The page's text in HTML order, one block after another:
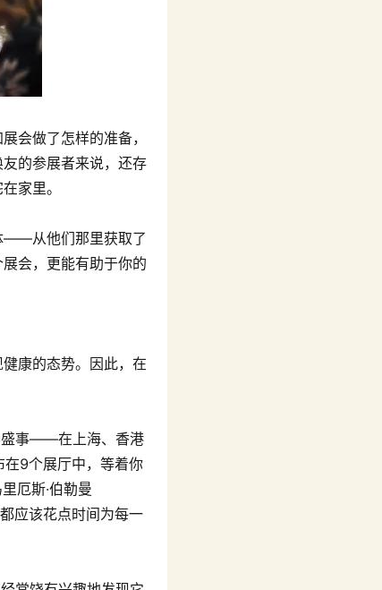
会做了怎样的准备，
的参展者来说，还存
家里。
——从他们那里获取了
会，更能有助于你的
康的态势。因此，在
盛事——在上海、香港
9个展厅中，等着你
厄斯·伯勒曼
应该花点时间为每一